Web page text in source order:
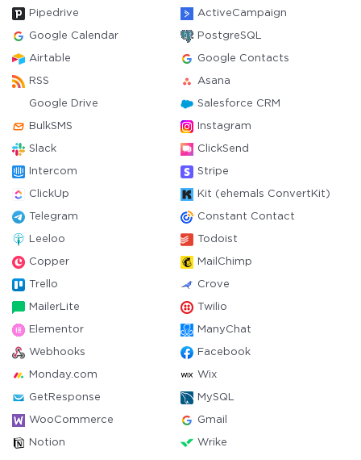
Pipedrive ActiveCampaign
Google Calendar PostgreSQL
Airtable Google Contacts
RSS Asana
Google Drive Salesforce CRM
BulkSMS Instagram
Slack ClickSend
Intercom Stripe
ClickUp Kit (ehemals ConvertKit)
Telegram Constant Contact
Leeloo Todoist
Copper MailChimp
Trello Crove
MailerLite Twilio
Elementor ManyChat
Webhooks Facebook
Monday.com Wix
GetResponse MySQL
WooCommerce Gmail
Notion Wrike